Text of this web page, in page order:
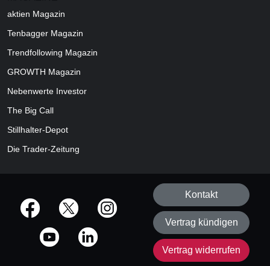
aktien Magazin
Tenbagger Magazin
Trendfollowing Magazin
GROWTH Magazin
Nebenwerte Investor
The Big Call
Stillhalter-Depot
Die Trader-Zeitung
offizielle Social Media-Accounts
Kontakt
Vertrag kündigen
Vertrag widerrufen